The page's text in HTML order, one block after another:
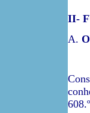
II-
A.